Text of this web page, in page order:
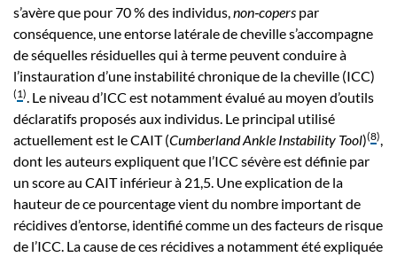
s’avère que pour 70 % des individus, non‑copers par
conséquence, une entorse latérale de cheville s’accompagne
de séquelles résiduelles qui à terme peuvent conduire à
l’instauration d’une instabilité chronique de la cheville (ICC)
(1) . Le niveau d’ICC est notamment évalué au moyen d’outils
déclaratifs proposés aux individus. Le principal utilisé
actuellement est le CAIT (Cumberland Ankle Instability Tool)(8)
dont les auteurs expliquent que l’ICC sévère est définie par
un score au CAIT inférieur à 21,5. Une explication de la
hauteur de ce pourcentage vient du nombre important de
récidives d’entorse, identifié comme un des facteurs de risque
de l’ICC. La cause de ces récidives a notamment été expliquée